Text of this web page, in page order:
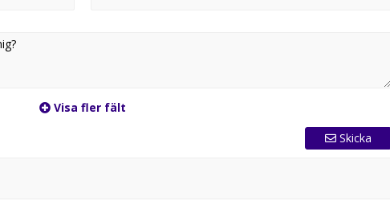
Visa fler fält
Skicka